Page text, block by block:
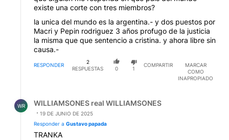
existe una corte con tres miembros?
la unica del mundo es la argentina.- y dos puestos por
Macri y Pepin rodriguez 3 años profugo de la justicia
la misma que que sentencio a cristina. y ahora libre sin
causa.-
RESPONDER
2
RESPUESTAS
0 1
COMPARTIR
MARCAR
COMO
INAPROPIADO
WR WILLIAMSONES real WILLIAMSONES
19 DE JUNIO DE 2025
Responder a Gustavo papada
TRANKA